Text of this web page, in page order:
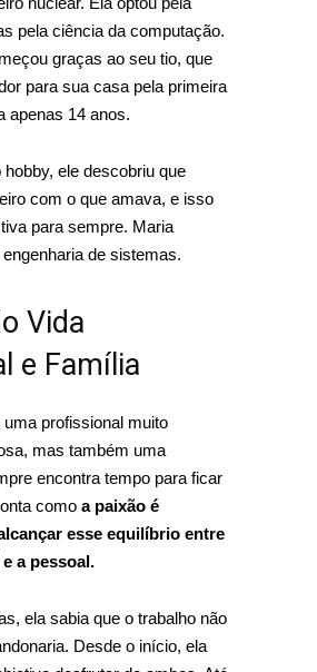
pela ciência da computação.
graças ao seu tio, que
para sua casa pela primeira
apenas 14 anos.
ele descobriu que
com o que amava, e isso
para sempre. Maria
de sistemas.
Vida
e Família
profissional muito
mas também uma
encontra tempo para ficar
como a paixão é
esse equilíbrio entre
a pessoal.
ela sabia que o trabalho não
Desde o início, ela